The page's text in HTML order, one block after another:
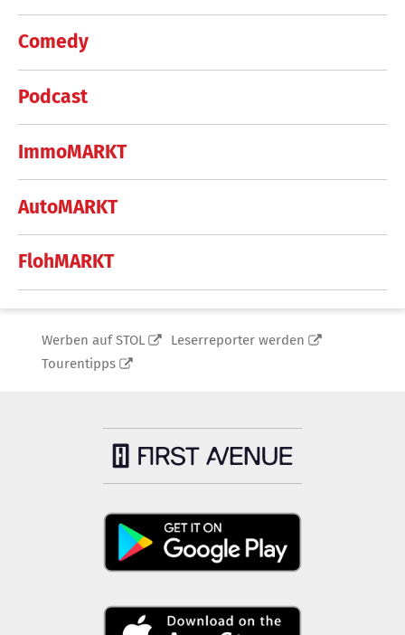
Comedy
Podcast
ImmoMARKT
AutoMARKT
FlohMARKT
Werben auf STOL
Leserreporter werden
Tourentipps